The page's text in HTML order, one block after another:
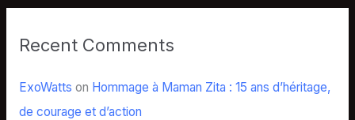
Recent Comments
ExoWatts on Hommage à Maman Zita : 15 ans d’héritage,
de courage et d’action